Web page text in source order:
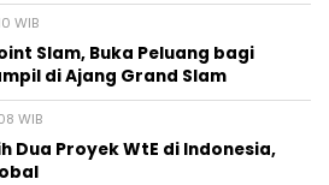
WIB
Slam, Buka Peluang bagi
di Ajang Grand Slam
WIB
Dua Proyek WtE di Indonesia,